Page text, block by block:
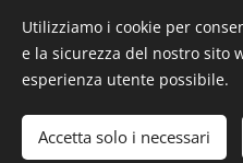
P.I./C.F. 03135881203 -
n. 03135881203 in data 05/07/
Privacy
Utilizziamo i cookie per
e la sicurezza del nostro sito
esperienza utente possibile.
Accetta solo i necessari